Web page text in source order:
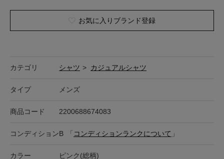
お気に入りブランド登録
カテゴリ シャツ > カジュアルシャツ
タイプ メンズ
商品コード 2200688674083
コンディションB 「 コンディションランクについて 」
カラー ピンク(総柄)